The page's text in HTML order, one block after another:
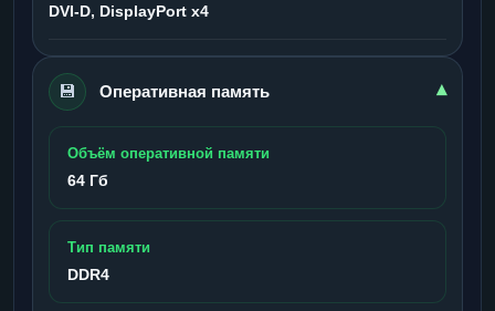
DVI-D, DisplayPort x4
💾 Оперативная память ▾
Объём оперативной памяти
64 Гб
Тип памяти
DDR4